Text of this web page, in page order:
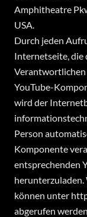
Amphitheatre
USA.
Durch jeden
Internetseite, die
Verantwortlichen
YouTube-
wird der
Person
Komponente
entsprechenden
können unter
abgerufen